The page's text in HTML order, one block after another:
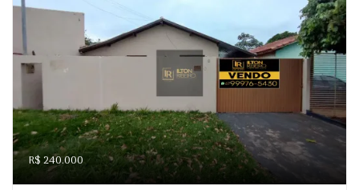
R$ 240.000